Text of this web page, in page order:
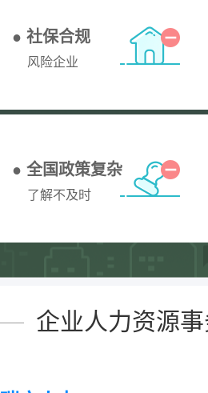
● 社保合规
风险企业
● 全国政策复杂
了解不及时
企业人力资源